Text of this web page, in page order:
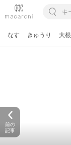
なす きゅうり 大根
前の
記事